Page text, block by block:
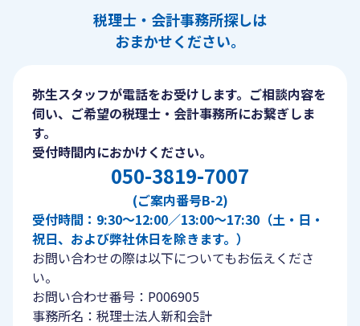
税理士・会計事務所探しは
おまかせください。
弥生スタッフが電話をお受けします。ご相談内容を
伺い、ご希望の税理士・会計事務所にお繋ぎしま
す。
受付時間内におかけください。
050-3819-7007
(ご案内番号B-2)
受付時間：9:30〜12:00／13:00〜17:30（土・日・
祝日、および弊社休日を除きます。）
お問い合わせの際は以下についてもお伝えくださ
い。
お問い合わせ番号：P006905
事務所名：税理士法人新和会計